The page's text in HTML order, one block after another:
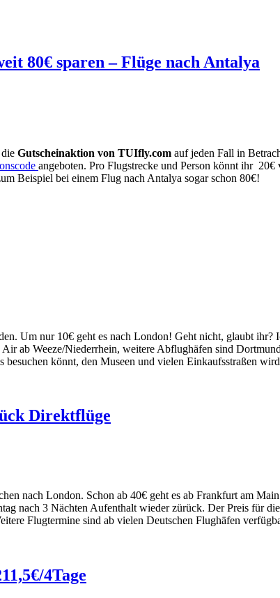
80€ sparen – Flüge nach Antalya
Gutscheinaktion von TUIfly.com auf jeden Fall in
angeboten. Pro Flugstrecke und Person könnt ihr
Beispiel bei einem Flug nach Antalya sogar schon 80€!
Um nur 10€ geht es nach London! Geht nicht, glaubt
ab Weeze/Niederrhein, weitere Abflughäfen sind
besuchen könnt, den Museen und vielen Einkaufsstraßen
Direktflüge
nach London. Schon ab 40€ geht es ab Frankfurt am
nach 3 Nächten Aufenthalt wieder zürück. Der Preis für
Flugtermine sind ab vielen Deutschen Flughäfen
4Tage